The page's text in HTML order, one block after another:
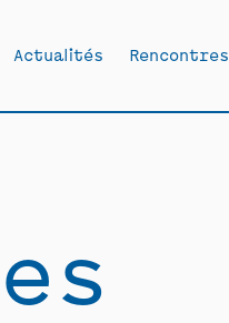
Actualités Rencontres